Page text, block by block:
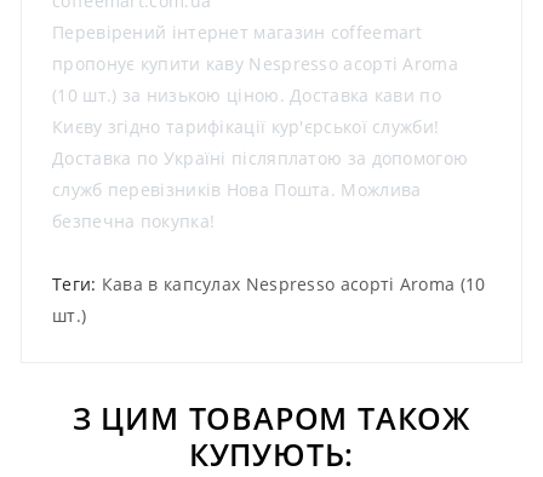
Перевірений інтернет магазин coffeemart
пропонує купити каву Nespresso асорті Aroma
(10 шт.) за низькою ціною. Доставка кави по
Києву згідно тарифікації кур'єрської служби!
Доставка по Україні післяплатою за допомогою
служб перевізників Нова Пошта. Можлива
безпечна покупка!
Теги: Кава в капсулах Nespresso асорті Aroma (10
шт.)
З ЦИМ ТОВАРОМ ТАКОЖ
КУПУЮТЬ: